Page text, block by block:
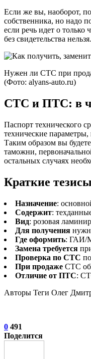
Если же вы, наоборот,
собственника, но надо
если речь идет о только
без свидетельства
Нужен ли СТС при
(Фото: alyans-auto.ru)
СТС и ПТС: в
Паспорт технического
технические
Таким образом вы
таможни,
остальных случаях
Краткие
Назначение:
Содержит:
Вид: розовая
Для получения
Где оформить: ГАИ/
Замена требуется
Проверка по СТС
При продаже СТС
Отличие от ПТС:
Авторы Теги Олег
0 491
Поделится